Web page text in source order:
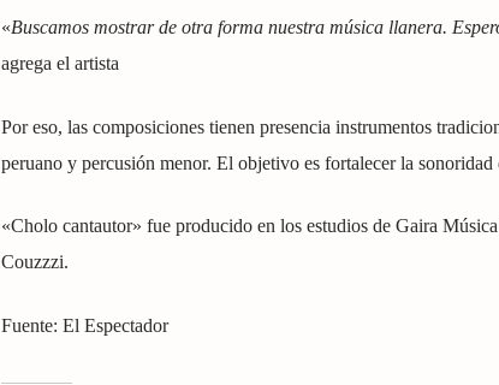
«Buscamos mostrar de otra forma nuestra música llanera.
agrega el artista
Por eso, las composiciones tienen presencia instrumentos
peruano y percusión menor. El objetivo es fortalecer la
«Cholo cantautor» fue producido en los estudios de Gaira
Couzzzi.
Fuente: El Espectador